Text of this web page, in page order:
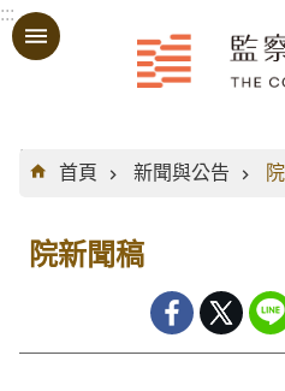
跳到主要內容區塊
:::
:::
首頁
新聞與公告
院新聞稿